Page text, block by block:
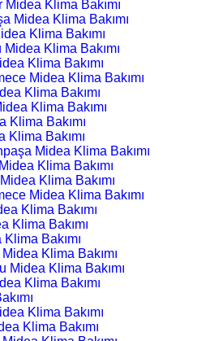
Midea Klima Bakımı
Midea Klima Bakımı
Klima Bakımı
Klima Bakımı
Klima Bakımı
Midea Klima Bakımı
Klima Bakımı
Klima Bakımı
Klima Bakımı
Klima Bakımı
Midea Klima Bakımı
Klima Bakımı
Klima Bakımı
Midea Klima Bakımı
Klima Bakımı
Klima Bakımı
Bakımı
Klima Bakımı
Midea Klima Bakımı
Klima Bakımı
Klima Bakımı
Klima Bakımı